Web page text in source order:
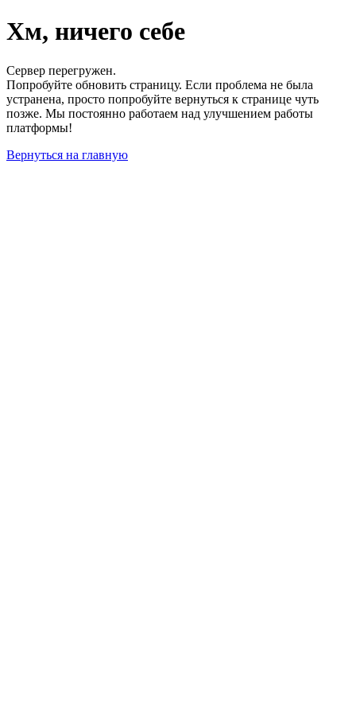
Хм, ничего себе
Сервер перегружен.
Попробуйте обновить страницу. Если проблема не была
устранена, просто попробуйте вернуться к странице чуть
позже. Мы постоянно работаем над улучшением работы
платформы!
Вернуться на главную